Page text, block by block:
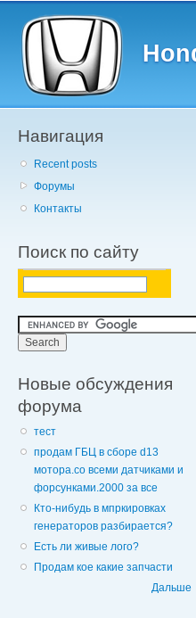
Главное меню
Навигация
Recent posts
Форумы
Контакты
Поиск по сайту
Новые обсуждения
форума
тест
продам ГБЦ в сборе d13
мотора.со всеми датчиками и
форсунками.2000 за все
Кто-нибудь в мпркировках
генераторов разбирается?
Есть ли живые лого?
Продам кое какие запчасти
Дальше